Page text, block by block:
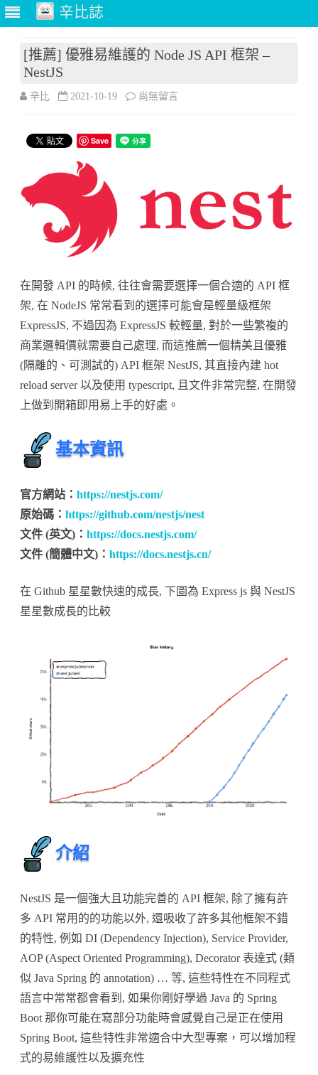
辛比誌
content
[推薦] 優雅易維護的 Node JS API 框架 –
NestJS
辛比 2021-10-19 在
薦]
雅
易
Node
JS
API
框
中
尚無留言
Save
在開發 API 的時候, 往往會需要選擇一個合適的 API 框
架, 在 NodeJS 常常看到的選擇可能會是輕量級框架
ExpressJS, 不過因為 ExpressJS 較輕量, 對於一些繁複的
商業邏輯價就需要自己處理, 而這推薦一個精美且優雅
(隔離的、可測試的) API 框架 NestJS, 其直接內建 hot
reload server 以及使用 typescript, 且文件非常完整, 在開發
上做到開箱即用易上手的好處。
基本資訊
官方網站： https://nestjs.com/
原始碼： https://github.com/nestjs/nest
文件 (英文)： https://docs.nestjs.com/
文件 (簡體中文)： https://docs.nestjs.cn/
在 Github 星星數快速的成長, 下圖為 Express js 與 NestJS
星星數成長的比較
介紹
NestJS 是一個強大且功能完善的 API 框架, 除了擁有許
多 API 常用的的功能以外, 還吸收了許多其他框架不錯
的特性, 例如 DI (Dependency Injection), Service Provider,
AOP (Aspect Oriented Programming), Decorator 表達式 (類
似 Java Spring 的 annotation) … 等, 這些特性在不同程式
語言中常常都會看到, 如果你剛好學過 Java 的 Spring
Boot 那你可能在寫部分功能時會感覺自己是正在使用
Spring Boot, 這些特性非常適合中大型專案，可以增加程
式的易維護性以及擴充性